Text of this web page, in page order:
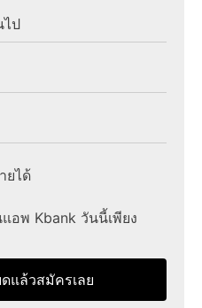
ไป
ยได้
อพ Kbank วันนี้เพียง
แล้วสมัครเลย